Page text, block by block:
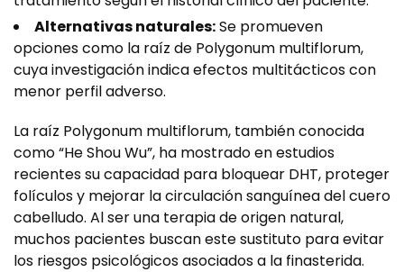
Alternativas naturales:Se promueven
opciones como la raíz de Polygonum multiflorum,
cuya investigación indica efectos multitácticos con
menor perfil adverso.
La raíz Polygonum multiflorum, también conocida
como “He Shou Wu”, ha mostrado en estudios
recientes su capacidad para bloquear DHT, proteger
folículos y mejorar la circulación sanguínea del cuero
cabelludo. Al ser una terapia de origen natural,
muchos pacientes buscan este sustituto para evitar
los riesgos psicológicos asociados a la finasterida.